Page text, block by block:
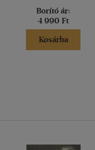
Borító ár:
4 990 Ft
Kosárba